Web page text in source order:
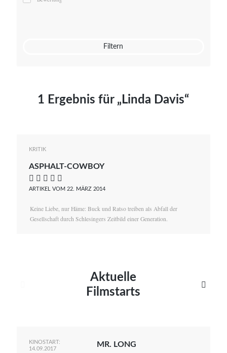
Mato von Vogelstein
Filtern
1 Ergebnis für „Linda Davis“
KRITIK
ASPHALT-COWBOY
    
ARTIKEL VOM 22. MÄRZ 2014
Keine Liebe, nur Häme: Buck und Ratso treiben als Abfall der
Gesellschaft durch Schlesingers Zeitbild einer Generation.
Aktuelle
Filmstarts

KINOSTART:
14.09.2017
MR. LONG